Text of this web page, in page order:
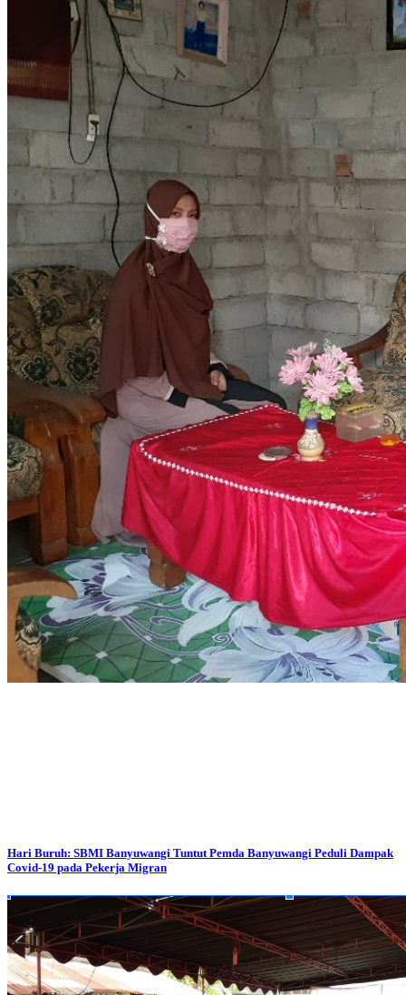
Hari Buruh: SBMI Banyuwangi Tuntut Pemda Banyuwangi Peduli Dampak
Covid-19 pada Pekerja Migran